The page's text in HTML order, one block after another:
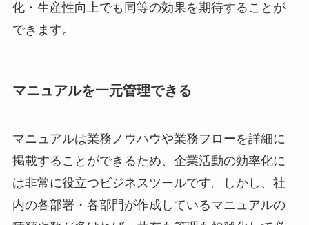
化・生産性向上でも同等の効果を期待することが
できます。
マニュアルを一元管理できる
マニュアルは業務ノウハウや業務フローを詳細に
掲載することができるため、企業活動の効率化に
は非常に役立つビジネスツールです。しかし、社
内の各部署・各部門が作成しているマニュアルの